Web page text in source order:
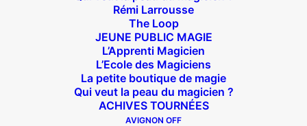
Rémi Larrousse
The Loop
JEUNE PUBLIC MAGIE
L’Apprenti Magicien
L’Ecole des Magiciens
La petite boutique de magie
Qui veut la peau du magicien ?
ACHIVES TOURNÉES
AVIGNON OFF
À l’affiche
Big Mother
La Zone Indigo
Le goût de la framboise